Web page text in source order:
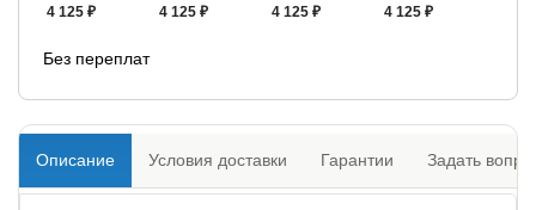
4 125 ₽
4 125 ₽
4 125 ₽
4 125 ₽
Без переплат
Описание Условия доставки Гарантии Задать